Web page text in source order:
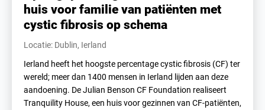
huis voor familie van patiënten met
cystic fibrosis op schema
Locatie: Dublin, Ierland
Ierland heeft het hoogste percentage cystic fibrosis (CF) ter
wereld; meer dan 1400 mensen in Ierland lijden aan deze
aandoening. De Julian Benson CF Foundation realiseert
Tranquility House, een huis voor gezinnen van CF-patiënten,